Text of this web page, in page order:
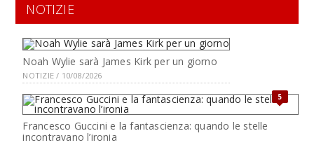
NOTIZIE
Noah Wylie sarà James Kirk per un giorno
NOTIZIE / 10/08/2026
5
Francesco Guccini e la fantascienza: quando le stelle
incontravano l’ironia